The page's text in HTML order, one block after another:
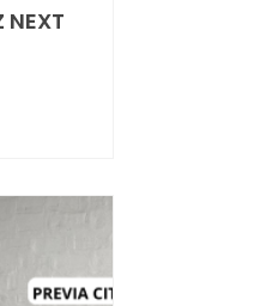
NEXT